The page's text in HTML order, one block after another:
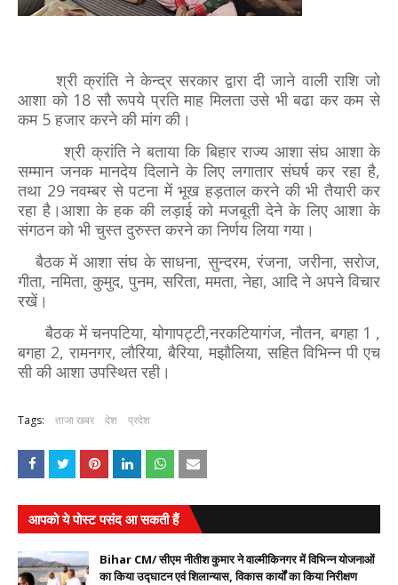
श्री क्रांति ने केन्द्र सरकार द्वारा दी जाने वाली राशि जो
आशा को 18 सौ रूपये प्रति माह मिलता उसे भी बढा कर कम से
कम 5 हजार करने की मांग की।
श्री क्रांति ने बताया कि बिहार राज्य आशा संघ आशा के
सम्मान जनक मानदेय दिलाने के लिए लगातार संघर्ष कर रहा है,
तथा 29 नवम्बर से पटना में भूख हड़ताल करने की भी तैयारी कर
रहा है।आशा के हक की लड़ाई को मजबूती देने के लिए आशा के
संगठन को भी चुस्त दुरुस्त करने का निर्णय लिया गया।
बैठक में आशा संघ के साधना, सुन्दरम, रंजना, जरीना, सरोज,
गीता, नमिता, कुमुद, पुनम, सरिता, ममता, नेहा, आदि ने अपने विचार
रखें।
बैठक में चनपटिया, योगापट्टी,नरकटियागंज, नौतन, बगहा 1 ,
बगहा 2, रामनगर, लौरिया, बैरिया, मझौलिया, सहित विभिन्न पी एच
सी की आशा उपस्थित रही।
Tags: ताजा खबर देश प्रदेश
आपको ये पोस्ट पसंद आ सकती हैं
Bihar CM/ सीएम नीतीश कुमार ने वाल्मीकिनगर में विभिन्न योजनाओं
का किया उद्घाटन एवं शिलान्यास, विकास कार्यों का किया निरीक्षण